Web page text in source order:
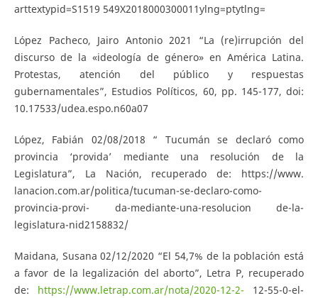
arttextypid=S1519 549X2018000300011ylng=ptytlng=
López Pacheco, Jairo Antonio 2021 “La (re)irrupción del
discurso de la «ideología de género» en América Latina.
Protestas, atención del público y respuestas
gubernamentales”, Estudios Políticos, 60, pp. 145-177, doi:
10.17533/udea.espo.n60a07
López, Fabián 02/08/2018 “ Tucumán se declaró como
provincia ‘provida’ mediante una resolución de la
Legislatura”, La Nación, recuperado de: https://www.
lanacion.com.ar/politica/tucuman-se-declaro-como-
provincia-provi- da-mediante-una-resolucion de-la-
legislatura-nid2158832/
Maidana, Susana 02/12/2020 “El 54,7% de la población está
a favor de la legalización del aborto”, Letra P, recuperado
de: https://www.letrap.com.ar/nota/2020-12-2- 12-55-0-el-